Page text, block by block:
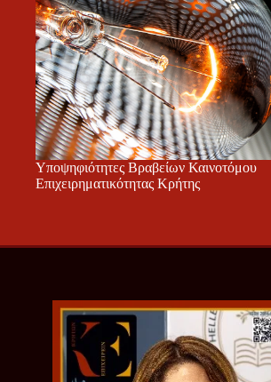
Υποψηφιότητες Βραβείων Καινοτόμου
Επιχειρηματικότητας Κρήτης